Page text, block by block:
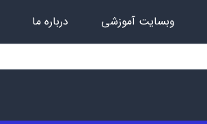
وبسایت آموزشی درباره ما